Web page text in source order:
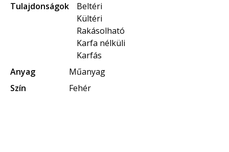
Tulajdonságok
Beltéri
Kültéri
Rakásolható
Karfa nélküli
Karfás
Anyag
Műanyag
Szín
Fehér